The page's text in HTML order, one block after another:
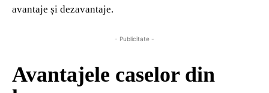
avantaje și dezavantaje.
- Publicitate -
Avantajele caselor din